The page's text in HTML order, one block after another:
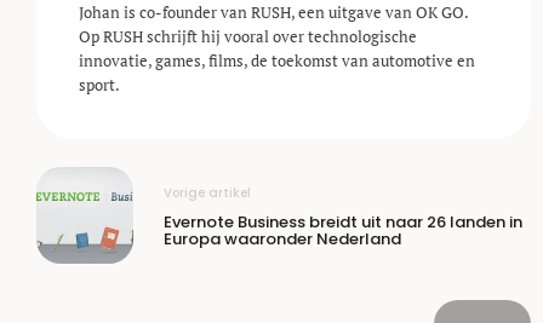
Johan is co-founder van RUSH, een uitgave van OK GO.
Op RUSH schrijft hij vooral over technologische
innovatie, games, films, de toekomst van automotive en
sport.
Vorige artikel
Evernote Business breidt uit naar 26 landen in
Europa waaronder Nederland